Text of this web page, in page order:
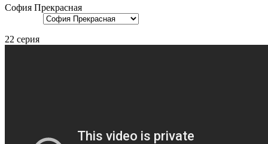
София Прекрасная
22 серия